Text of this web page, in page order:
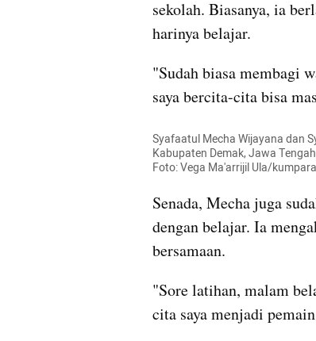
sekolah. Biasanya, ia
harinya belajar.
"Sudah biasa membagi
saya bercita-cita bisa
Syafaatul Mecha Wijayana dan
Kabupaten Demak, Jawa
Foto: Vega Ma'arrijil Ula/
Senada, Mecha juga
dengan belajar. Ia
bersamaan.
"Sore latihan, malam
cita saya menjadi